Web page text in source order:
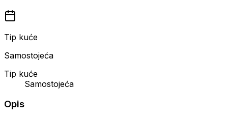
Tip kuće
Samostojeća
Tip kuće
Samostojeća
Opis